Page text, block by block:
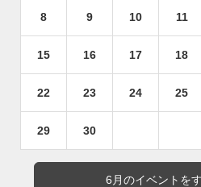
8 9 10 11
15 16 17 18
22 23 24 25
29 30
6月のイベントを